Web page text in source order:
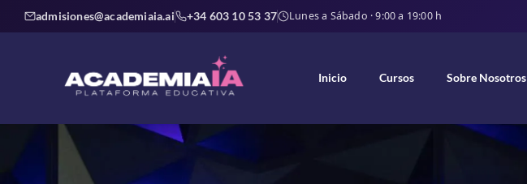
admisiones@academiaia.ai +34 603 10 53 37 Lunes a Sábado · 9:00 a 19:00 h
Inicio Cursos Sobre Nosotros